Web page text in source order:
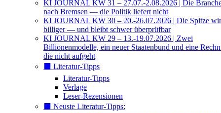
KI JOURNAL KW 31 – 27.07.-2.08.2026 | Die
nach Bremsen — die Politik liefert nicht
KI JOURNAL KW 30 – 20.-26.07.2026 | Die Spitze
billiger — und bleibt schwer überprüfbar
KI JOURNAL KW 29 – 13.-19.07.2026 | Zwei
Billionenmodelle, ein neuer Staatenbund und eine
die nicht aufgeht
⬛️ Literatur-Tipps
Literatur-Tipps
Verlage
Leser-Rezensionen
⬛️ Neuste Literatur-Tipps: